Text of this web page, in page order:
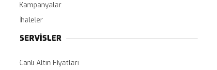
Kampanyalar
İhaleler
SERVİSLER
Canlı Altın Fiyatları